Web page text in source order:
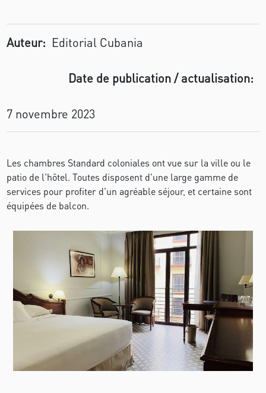
Auteur: Editorial Cubania
Date de publication / actualisation:
7 novembre 2023
Les chambres Standard coloniales ont vue sur la ville ou le
patio de l'hôtel. Toutes disposent d'une large gamme de
services pour profiter d'un agréable séjour, et certaine sont
équipées de balcon.